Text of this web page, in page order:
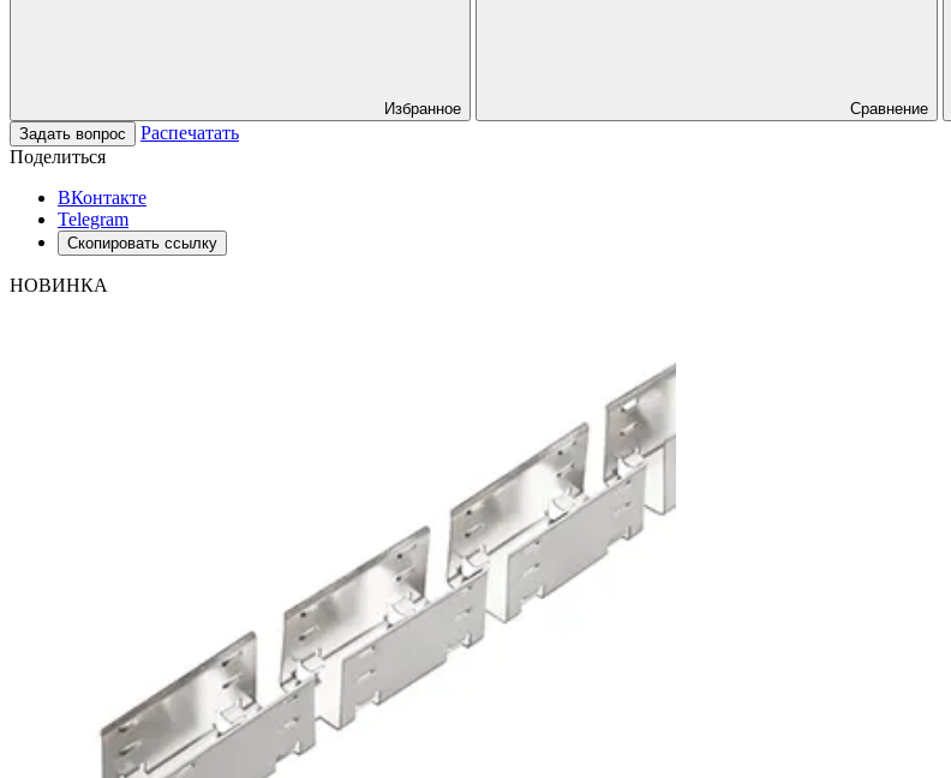
Избранное Сравнение
Задать вопрос
Распечатать
Поделиться
ВКонтакте
Telegram
Скопировать ссылку
НОВИНКА